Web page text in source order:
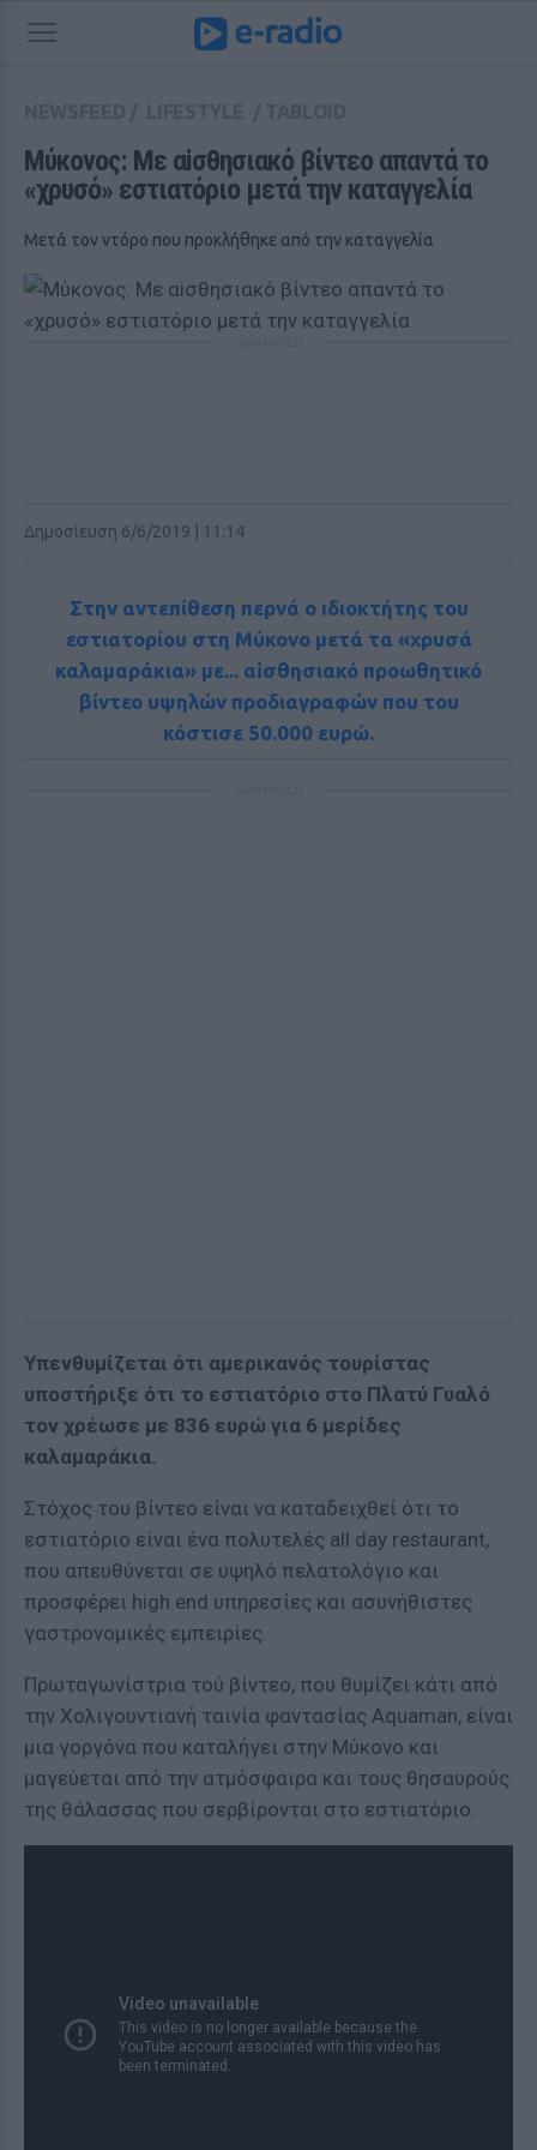
Μύκονος: Με αiσθησιακό βίντεο απαντά το
«χρυσό» εστιατόριο μετά την καταγγελία
Μετά τον ντόρο που προκλήθηκε από την καταγγελία
Δημοσίευση 6/6/2019 | 11:14
Στην αντεπίθεση περνά ο ιδιοκτήτης του
εστιατορίου στη Μύκονο μετά τα «χρυσά
καλαμαράκια» με... αiσθησιακό προωθητικό
βίντεο υψηλών προδιαγραφών που του
κόστισε 50.000 ευρώ.
Υπενθυμίζεται ότι αμερικανός τουρίστας
υποστήριξε ότι το εστιατόριο στο Πλατύ Γυαλό
τον χρέωσε με 836 ευρώ για 6 μερίδες
καλαμαράκια.
Στόχος του βίντεο είναι να καταδειχθεί ότι το
εστιατόριο είναι ένα πολυτελές all day restaurant,
που απευθύνεται σε υψηλό πελατολόγιο και
προσφέρει high end υπηρεσίες και ασυνήθιστες
γαστρονομικές εμπειρίες.
Πρωταγωνίστρια τού βίντεο, που θυμίζει κάτι από
την Χολιγουντιανή ταινία φαντασίας Aquaman, είναι
μια γοργόνα που καταλήγει στην Μύκονο και
μαγεύεται από την ατμόσφαιρα και τους θησαυρούς
της θάλασσας που σερβίρονται στο εστιατόριο.